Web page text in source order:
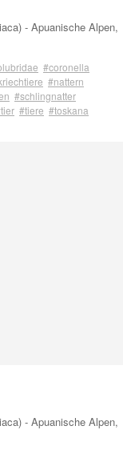
- Apuanische Alpen,
#coronella
#nattern
#schlingnatter
#tiere #toskana
- Apuanische Alpen,